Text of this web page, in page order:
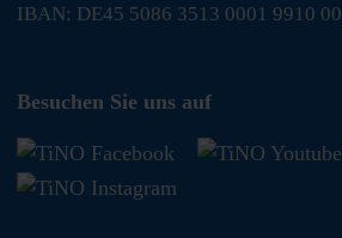
IBAN: DE45 5086 3513 0001 9910 00
Besuchen Sie uns auf